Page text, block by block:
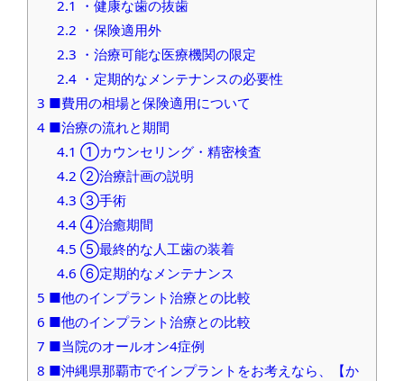
2.1
・健康な歯の抜歯
2.2 ・保険適用外
2.3 ・治療可能な医療機関の限定
2.4 ・定期的なメンテナンスの必要性
3 ■費用の相場と保険適用について
4■治療の流れと期間
4.1 ①カウンセリング・精密検査
4.2 ②治療計画の説明
4.3 ③手術
4.4 ④治癒期間
4.5 ⑤最終的な人工歯の装着
4.6 ⑥定期的なメンテナンス
5 ■他のインプラント治療との比較
6 ■他のインプラント治療との比較
7 ■当院のオールオン4症例
8 ■沖縄県那覇市でインプラントをお考えなら、【か